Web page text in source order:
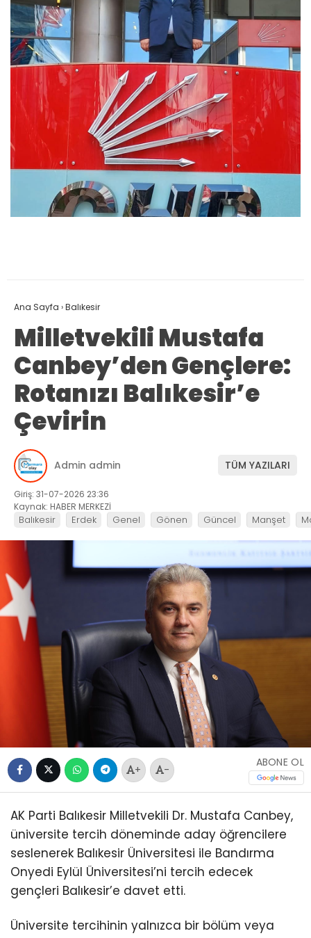
Ana Sayfa ›Balıkesir
Milletvekili Mustafa
Canbey’den Gençlere:
Rotanızı Balıkesir’e
Çevirin
Admin admin TÜM YAZILARI
Giriş: 31-07-2026 23:36
Kaynak: HABER MERKEZİ
Balıkesir Erdek Genel Gönen Güncel Manşet
+ -
ABONE OL
AK Parti Balıkesir Milletvekili Dr. Mustafa Canbey,
üniversite tercih döneminde aday öğrencilere
seslenerek Balıkesir Üniversitesi ile Bandırma
Onyedi Eylül Üniversitesi’ni tercih edecek
gençleri Balıkesir’e davet etti.
Üniversite tercihinin yalnızca bir bölüm veya